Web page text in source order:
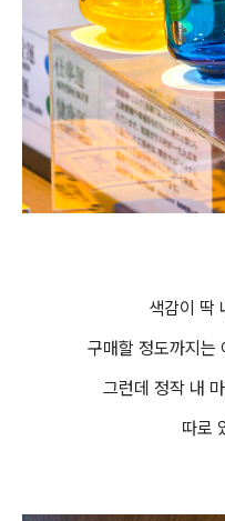
색감이 딱
구매할 정도까지는
그런데 정작 내
따로